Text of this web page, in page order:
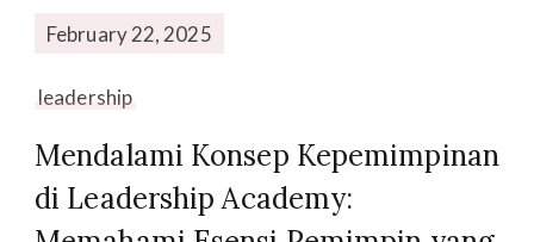
February 22, 2025
leadership
Mendalami Konsep Kepemimpinan
di Leadership Academy: